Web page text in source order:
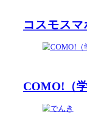
コスモスマ
COMO!（